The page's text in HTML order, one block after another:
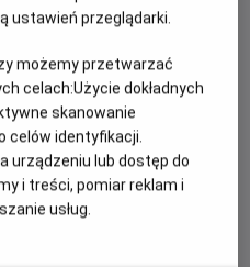
ciszy i otaczającej ich
najważniejsze – siebie
stanie się dla nich drogą ku
ustawień przeglądarki.
możemy przetwarzać
celach:Użycie dokładnych
skanowanie
celów identyfikacji.
urządzeniu lub dostęp do
i treści, pomiar reklam i
usług.